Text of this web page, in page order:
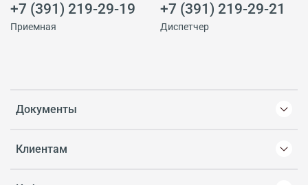
Документы
Клиентам
+7 (391) 219-29-19
Приемная
+7 (391) 219-29-21
Диспетчер